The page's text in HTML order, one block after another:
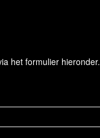
het formulier hieronder.